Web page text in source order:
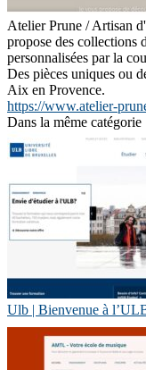
Atelier Prune / Artisan
propose des collections
personnalisées par la
Des pièces uniques ou
Aix en Provence.
https://www.atelier-
Dans la même catégorie
Ulb | Bienvenue à